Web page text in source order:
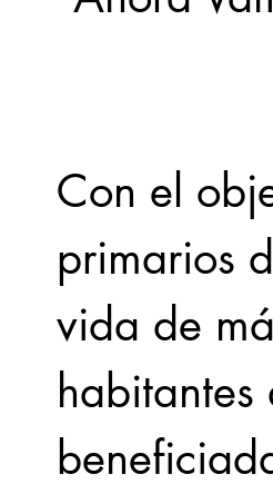
Seguridad 1 enero
Con el
primarios
vida de